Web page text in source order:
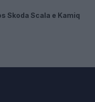
Skoda Scala e Kamiq